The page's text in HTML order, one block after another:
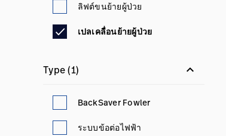
ลิฟต์ขนย้ายผู้ป่วย
เปลเคลื่อนย้ายผู้ป่วย
Type(1) keyboard_arrow_down
BackSaver Fowler
ระบบข้อต่อไฟฟ้า